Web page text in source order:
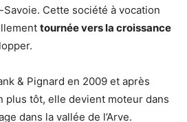
Savoie. Cette société à vocation
tournée vers la croissance
& Pignard en 2009 et après
plus tôt, elle devient moteur dans
dans la vallée de l’Arve.